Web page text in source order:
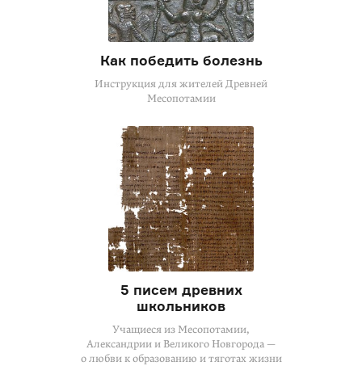
Как победить болезнь
Инструкция для жителей Древней
Месопотамии
5 писем древних
школьников
Учащиеся из Месопотамии,
Александрии и Великого Новгорода —
о любви к образованию и тяготах жизни